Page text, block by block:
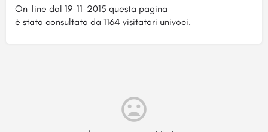
On-line dal 19-11-2015 questa pagina
è stata consultata da 1164 visitatori univoci.